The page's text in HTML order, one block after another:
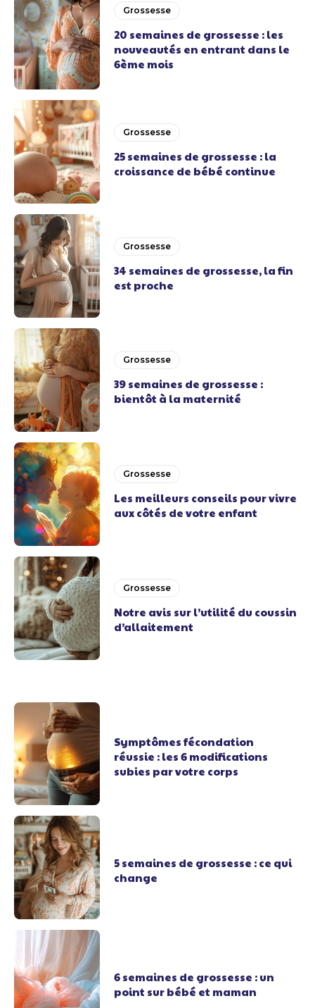
Grossesse
20 semaines de grossesse : les
nouveautés en entrant dans le
6ème mois
Grossesse
25 semaines de grossesse : la
croissance de bébé continue
Grossesse
34 semaines de grossesse, la fin
est proche
Grossesse
39 semaines de grossesse :
bientôt à la maternité
Grossesse
Les meilleurs conseils pour vivre
aux côtés de votre enfant
Grossesse
Notre avis sur l’utilité du coussin
d’allaitement
Symptômes fécondation
réussie : les 6 modifications
subies par votre corps
5 semaines de grossesse : ce qui
change
6 semaines de grossesse : un
point sur bébé et maman